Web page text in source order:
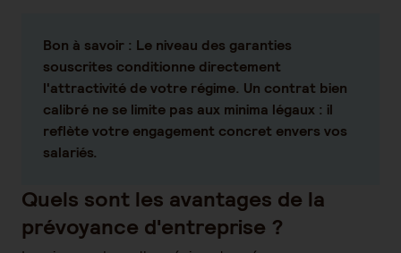
Bon à savoir : Le niveau des garanties
souscrites conditionne directement
l'attractivité de votre régime. Un contrat bien
calibré ne se limite pas aux minima légaux : il
reflète votre engagement concret envers vos
salariés.
Quels sont les avantages de la
prévoyance d'entreprise ?